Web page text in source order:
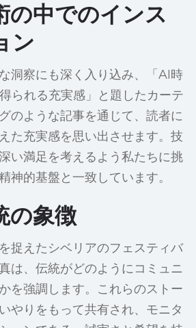
の中でのインス
ン
洞察にも深く入り込み、「AI時
られる充実感」と題したカーテ
のような記事を通じて、読者に
た充実感を思い出させます。技
い満足を考えるよう私たちに挑
神的基盤と一致しています。
の象徴
捉えたシベリアのフェスティバ
は、伝統がどのようにコミュニ
を強調します。これらのストー
やりをもって共有され、モニタ